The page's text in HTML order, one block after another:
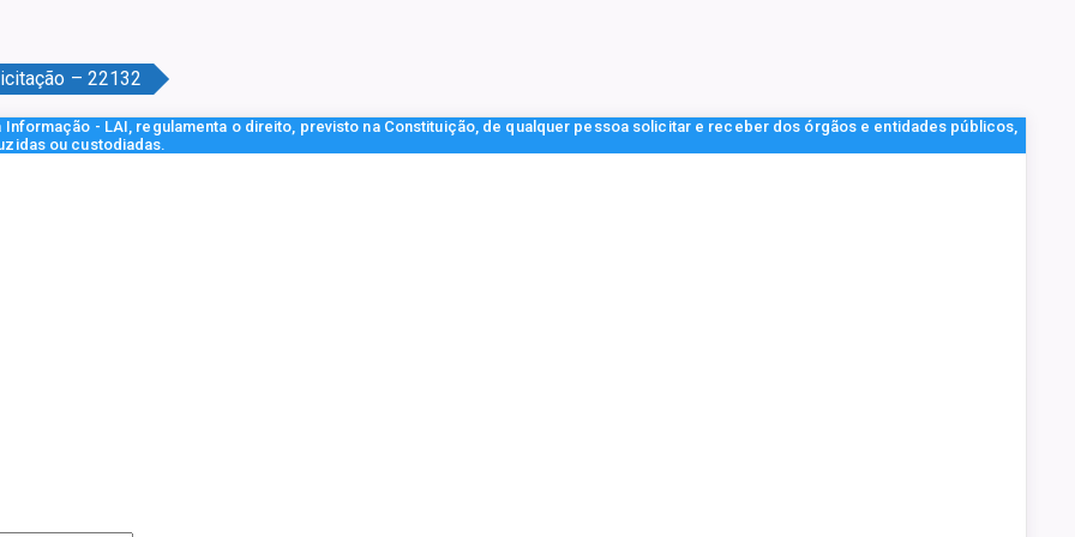
– 22132
- LAI, regulamenta o direito, previsto na Constituição, de qualquer pessoa solicitar e receber dos órgãos e entidades públicos,
ou custodiadas.